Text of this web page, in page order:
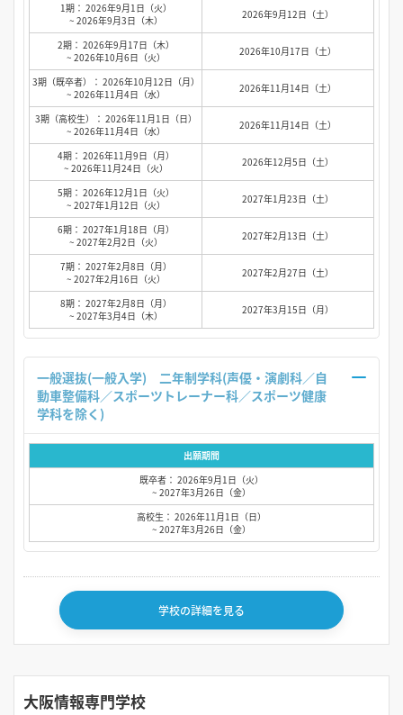
1期： 2026年9月1日（火）
~ 2026年9月3日（木）
2026年9月12日（土）
2期： 2026年9月17日（木）
~ 2026年10月6日（火）
2026年10月17日（土）
3期（既卒者）： 2026年10月12日（月）
~ 2026年11月4日（水）
2026年11月14日（土）
3期（高校生）： 2026年11月1日（日）
~ 2026年11月4日（水）
2026年11月14日（土）
4期： 2026年11月9日（月）
~ 2026年11月24日（火）
2026年12月5日（土）
5期： 2026年12月1日（火）
~ 2027年1月12日（火）
2027年1月23日（土）
6期： 2027年1月18日（月）
~ 2027年2月2日（火）
2027年2月13日（土）
7期： 2027年2月8日（月）
~ 2027年2月16日（火）
2027年2月27日（土）
8期： 2027年2月8日（月）
~ 2027年3月4日（木）
2027年3月15日（月）
一般選抜(一般入学) 二年制学科(声優・演劇科／自
動車整備科／スポーツトレーナー科／スポーツ健康
出願期間
既卒者： 2026年9月1日（火）
~ 2027年3月26日（金）
高校生： 2026年11月1日（日）
~ 2027年3月26日（金）
学校の詳細を見る
大阪情報専門学校